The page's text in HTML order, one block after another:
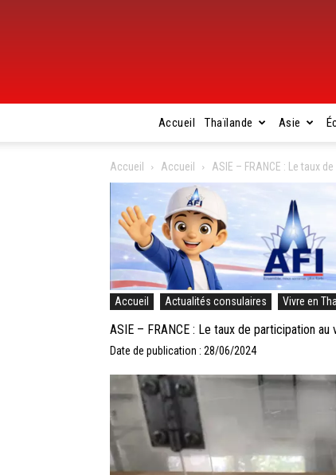
Accueil Thaïlande Asie
Accueil Accueil ASIE – FRANCE : Le taux
Accueil Actualités consulaires Vivre en
ASIE – FRANCE : Le taux de participation
Date de publication : 28/06/2024